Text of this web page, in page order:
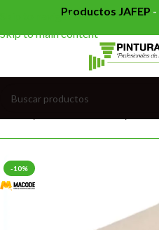
Skip to navigation
Skip to main content
Productos JAFEP -
-10%